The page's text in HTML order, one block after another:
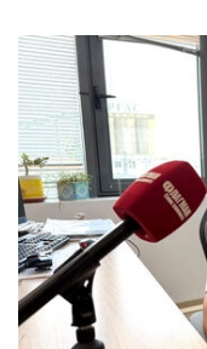
Коментарите
под
статиите
се
въвеждат
от
читателите
редакцията
не
носи
отговорност
за
тях!